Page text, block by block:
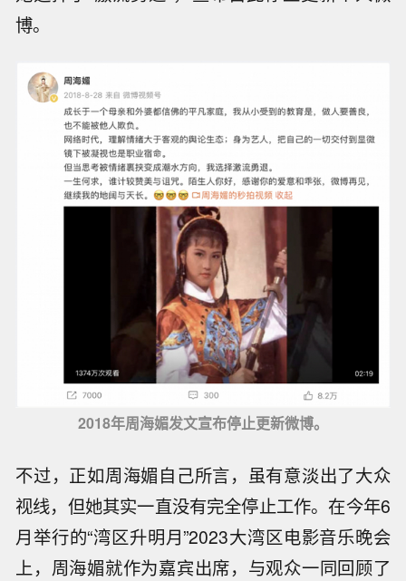
博。
2018年周海媚发文宣布停止更新微博。
不过，正如周海媚自己所言，虽有意淡出了大众
视线，但她其实一直没有完全停止工作。在今年6
月举行的“湾区升明月”2023大湾区电影音乐晚会
上，周海媚就作为嘉宾出席，与观众一同回顾了